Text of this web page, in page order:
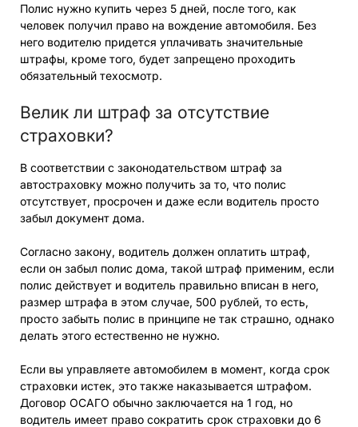
Полис нужно купить через 5 дней, после того, как
человек получил право на вождение автомобиля. Без
него водителю придется уплачивать значительные
штрафы, кроме того, будет запрещено проходить
обязательный техосмотр.
Велик ли штраф за отсутствие
страховки?
В соответствии с законодательством штраф за
автостраховку можно получить за то, что полис
отсутствует, просрочен и даже если водитель просто
забыл документ дома.
Согласно закону, водитель должен оплатить штраф,
если он забыл полис дома, такой штраф применим, если
полис действует и водитель правильно вписан в него,
размер штрафа в этом случае, 500 рублей, то есть,
просто забыть полис в принципе не так страшно, однако
делать этого естественно не нужно.
Если вы управляете автомобилем в момент, когда срок
страховки истек, это также наказывается штрафом.
Договор ОСАГО обычно заключается на 1 год, но
водитель имеет право сократить срок страховки до 6